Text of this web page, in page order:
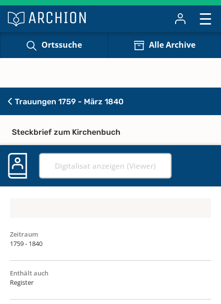
Ortssuche Alle Archive
Trauungen 1759 - März 1840
Steckbrief zum Kirchenbuch
Digitalisat anzeigen (Viewer)
Zeitraum
1759 - 1840
Enthält auch
Register